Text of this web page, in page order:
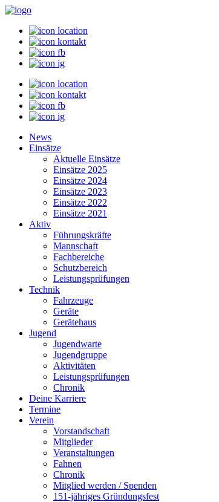
News
Einsätze
Aktuelle Einsätze
Einsätze 2025
Einsätze 2024
Einsätze 2023
Einsätze 2022
Einsätze 2021
Aktiv
Führungskräfte
Mannschaft
Fachbereiche
Schutzbereich
Leistungsprüfungen
Technik
Fahrzeuge
Geräte
Gerätehaus
Jugend
Jugendwarte
Jugendgruppe
Aktivitäten
Leistungsprüfungen
Chronik
Deine Karriere
Termine
Verein
Vorstandschaft
Mitglieder
Veranstaltungen
Fahnen
Chronik
Mitglied werden / Spenden
151-jähriges Gründungsfest